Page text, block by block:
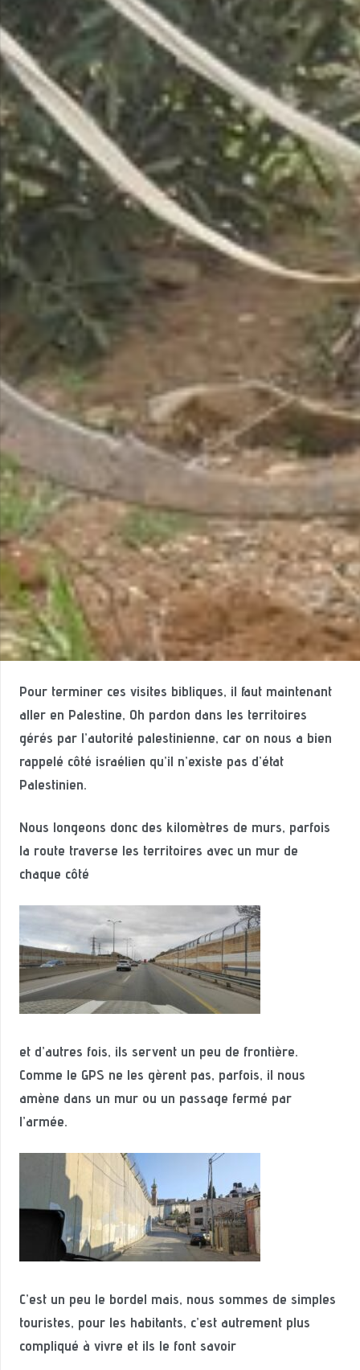
Pour terminer ces visites bibliques, il faut maintenant
aller en Palestine, Oh pardon dans les territoires
gérés par l’autorité palestinienne, car on nous a bien
rappelé côté israélien qu’il n’existe pas d’état
Palestinien.
Nous longeons donc des kilomètres de murs, parfois
la route traverse les territoires avec un mur de
chaque côté
et d’autres fois, ils servent un peu de frontière.
Comme le GPS ne les gèrent pas, parfois, il nous
amène dans un mur ou un passage fermé par
l’armée.
C’est un peu le bordel mais, nous sommes de simples
touristes, pour les habitants, c’est autrement plus
compliqué à vivre et ils le font savoir